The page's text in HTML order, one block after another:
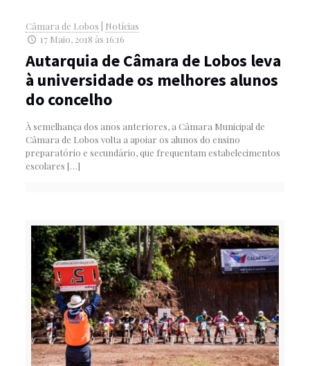
Câmara de Lobos
Notícias
17 Maio, 2018 às 16:16
Autarquia de Câmara de Lobos leva
à universidade os melhores alunos
do concelho
À semelhança dos anos anteriores, a Câmara Municipal de
Câmara de Lobos volta a apoiar os alunos do ensino
preparatório e secundário, que frequentam estabelecimentos
escolares […]